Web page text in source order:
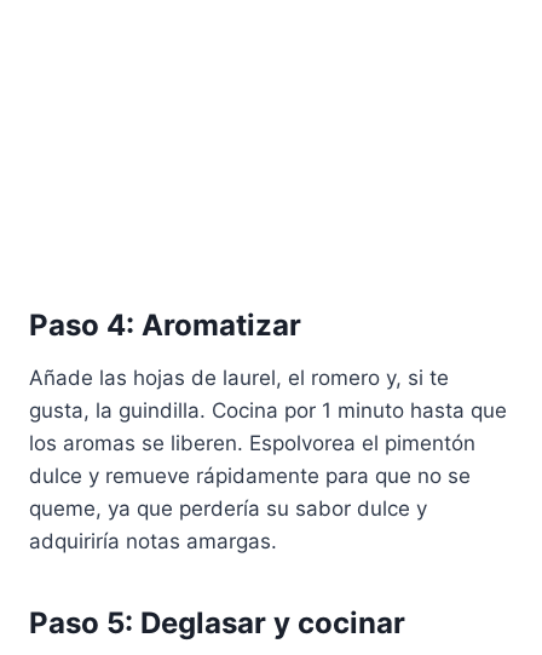
Paso 4: Aromatizar
Añade las hojas de laurel, el romero y, si te
gusta, la guindilla. Cocina por 1 minuto hasta que
los aromas se liberen. Espolvorea el pimentón
dulce y remueve rápidamente para que no se
queme, ya que perdería su sabor dulce y
adquiriría notas amargas.
Paso 5: Deglasar y cocinar